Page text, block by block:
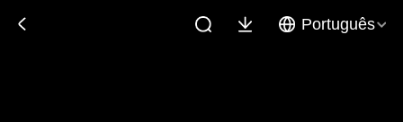
Português